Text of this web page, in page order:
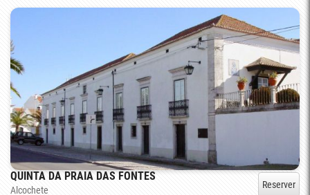
QUINTA DA PRAIA DAS FONTES
Alcochete Reserver